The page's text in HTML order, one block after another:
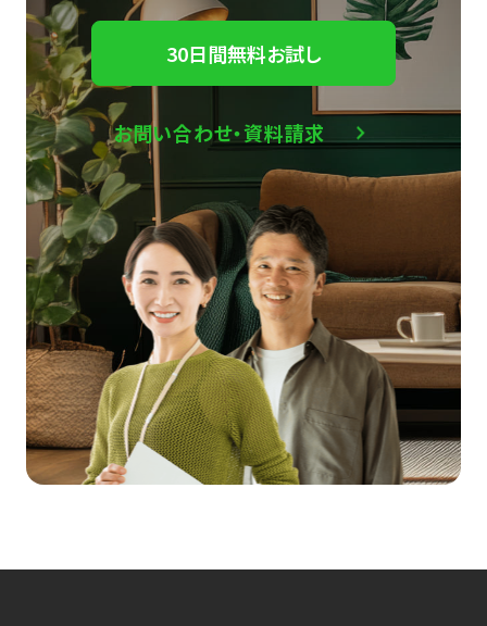
30日間無料お試し
お問い合わせ・資料請求